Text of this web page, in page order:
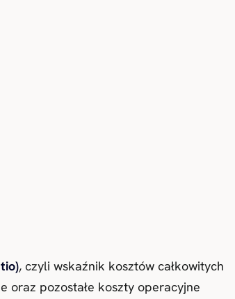
, czyli wskaźnik kosztów całkowitych
oraz pozostałe koszty operacyjne